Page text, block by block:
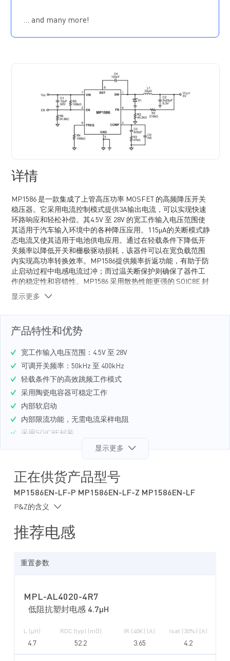
160μA 静态电流
大占空比下频率扩展以改善信号丢失
电源正常输出指示
具有打嗝保护模式的过流保护（OCP）
过温关断保护 采用 SOT583 封装
… and many more!
详情
MP1586 是一款集成了上管高压功率 MOSFET 的高频降压开关
稳压器。它采用电流控制模式提供3A输出电流，可以实现快速
环路响应和轻松补偿。其4.5V 至 28V 的宽工作输入电压范围使
其适用于汽车输入环境中的各种降压应用。115µA的关断模式静
态电流又使其适用于电池供电应用。通过在轻载条件下降低开
关频率以降低开关和栅极驱动损耗，该器件可以在宽负载范围
内实现高功率转换效率。MP1586提供频率折返功能，有助于防
止启动过程中电感电流过冲；而过温关断保护则确保了器件工
作的稳定性和容错性。MP1586 采用散热性能更强的 SOIC8E 封
装。
显示更多
产品特性和优势
宽工作输入电压范围：4.5V 至 28V
可调开关频率：50kHz 至 400kHz
轻载条件下的高效跳频工作模式
采用陶瓷电容器可稳定工作
内部软启动
内部限流功能，无需电流采样电阻
采用SOIC8E封装
显示更多
正在供货产品型号
MP1586EN-LF-P MP1586EN-LF-Z MP1586EN-LF
P&Z的含义
推荐电感
重置参数
MPL-AL4020-4R7
低阻抗塑封电感 4.7µH
L (µH) RDC (typ) (mΩ) IR (40K) (A) Isat (30%) (A)
4.7 52.2 3.65 4.2